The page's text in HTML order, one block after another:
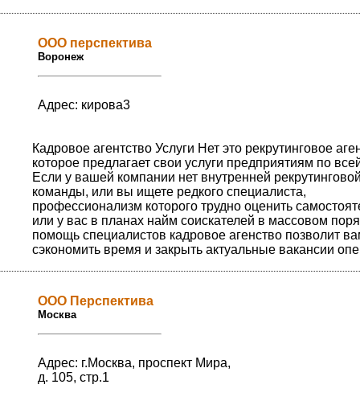
ООО перспектива
Воронеж
Адрес: кирова3
Кадровое агентство Услуги Нет это рекрутинговое
которое предлагает свои услуги предприятиям по
Если у вашей компании нет внутренней
команды, или вы ищете редкого специалиста,
профессионализм которого трудно оценить
или у вас в планах найм соискателей в массовом
помощь специалистов кадровое агенство позволит
сэкономить время и закрыть актуальные вакансии
ООО Перспектива
Москва
Адрес: г.Москва, проспект Мира,
д. 105, стр.1